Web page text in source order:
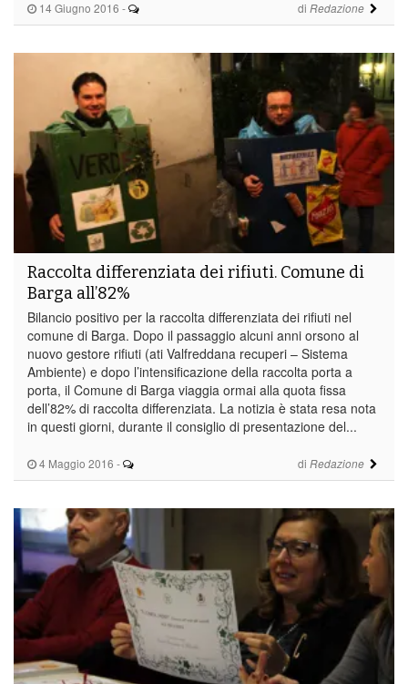
14 Giugno 2016 - di Redazione
4 Maggio 2016 - di Redazione
Raccolta differenziata dei rifiuti. Comune di
Barga all’82%
Bilancio positivo per la raccolta differenziata dei rifiuti nel
comune di Barga. Dopo il passaggio alcuni anni orsono al
nuovo gestore rifiuti (ati Valfreddana recuperi – Sistema
Ambiente) e dopo l’intensificazione della raccolta porta a
porta, il Comune di Barga viaggia ormai alla quota fissa
dell’82% di raccolta differenziata. La notizia è stata resa nota
in questi giorni, durante il consiglio di presentazione del...